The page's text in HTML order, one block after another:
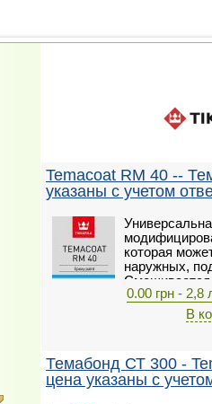
Temacoat RM 40 --
указаны с учетом
которая
наружных,
соотношении
0.00 грн - 2,8
В
Темабонд СТ 300 -
цена указаны с